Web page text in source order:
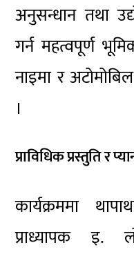
अनुसन्धान तथा
गर्न महत्वपूर्ण
नाइमा र
।
प्राविधिक प्रस्तुति र
कार्यक्रममा
प्राध्यापक इ.